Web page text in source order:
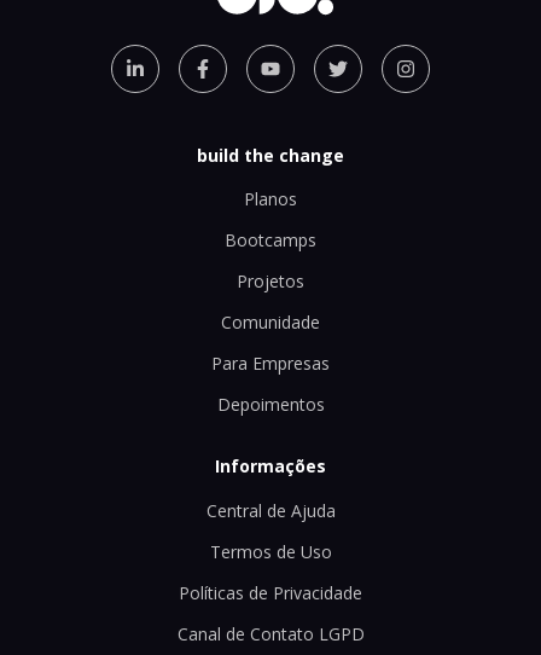
build the change
Planos
Bootcamps
Projetos
Comunidade
Para Empresas
Depoimentos
Informações
Central de Ajuda
Termos de Uso
Políticas de Privacidade
Canal de Contato LGPD